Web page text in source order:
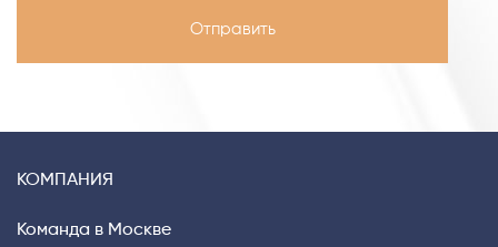
КОМПАНИЯ
Команда в Москве